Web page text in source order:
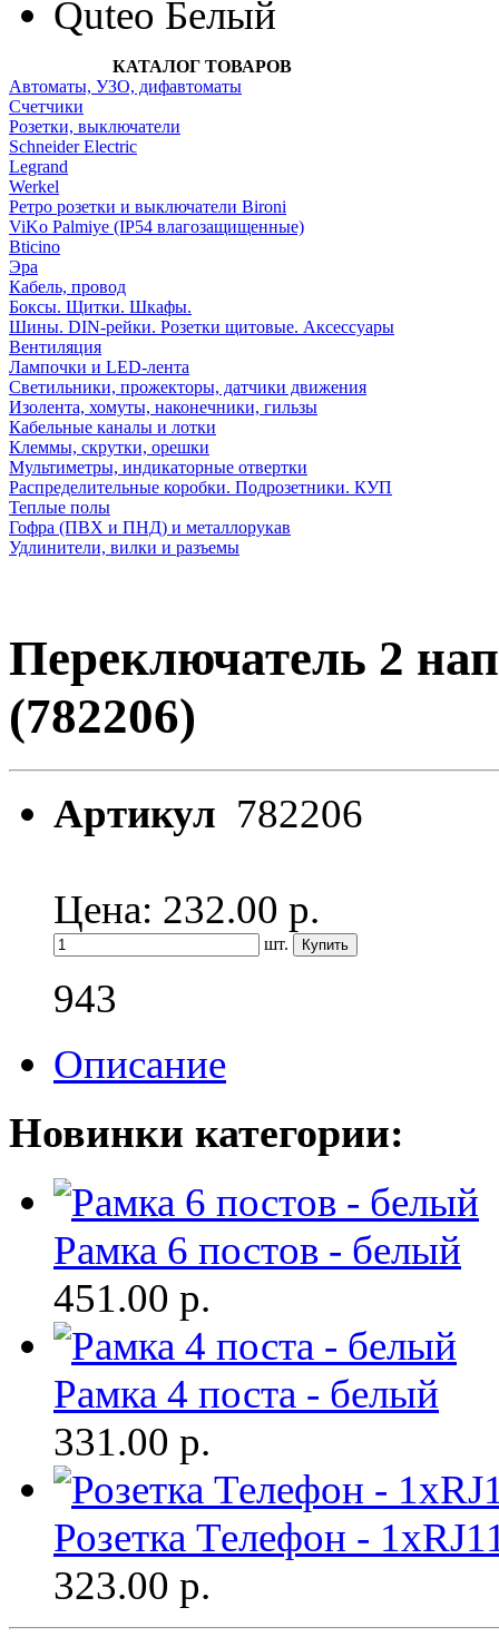
Quteo Белый
КАТАЛОГ ТОВАРОВ
Автоматы, УЗО, дифавтоматы
Счетчики
Розетки, выключатели
Schneider Electric
Legrand
Werkel
Ретро розетки и выключатели Bironi
ViKo Palmiye (IP54 влагозащищенные)
Bticino
Эра
Кабель, провод
Боксы. Щитки. Шкафы.
Шины. DIN-рейки. Розетки щитовые. Аксессуары
Вентиляция
Лампочки и LED-лента
Светильники, прожекторы, датчики движения
Изолента, хомуты, наконечники, гильзы
Кабельные каналы и лотки
Клеммы, скрутки, орешки
Мультиметры, индикаторные отвертки
Распределительные коробки. Подрозетники. КУП
Теплые полы
Гофра (ПВХ и ПНД) и металлорукав
Удлинители, вилки и разъемы
Переключатель 2
(782206)
Артикул 782206
Цена: 232.00 р.
шт.
943
Описание
Новинки категории:
Рамка 6 постов - белый
451.00 р.
Рамка 4 поста - белый
331.00 р.
Розетка Телефон -
323.00 р.